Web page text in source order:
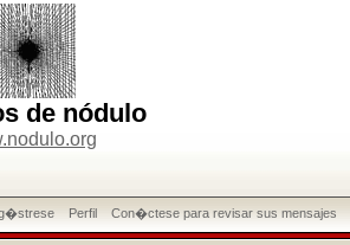
de nódulo
Perfil Con�ctese para revisar sus mensajes